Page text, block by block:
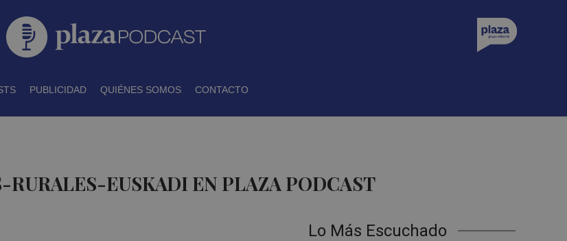
PUBLICIDAD QUIÉNES SOMOS CONTACTO
EUSKADI EN PLAZA PODCAST
Lo Más Escuchado